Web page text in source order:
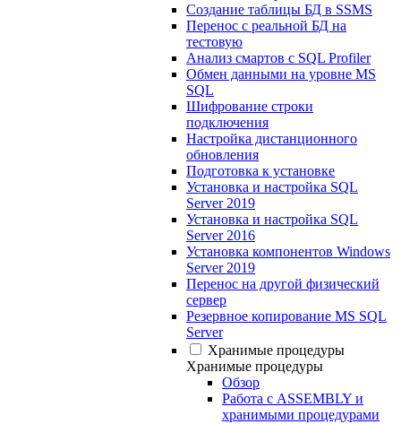
Создание таблицы БД в SSMS
Перенос с реальной БД на
тестовую
Анализ смартов с SQL Profiler
Обмен данными на уровне MS
SQL
Шифрование строки
подключения
Настройка дистанционного
обновления
Подготовка к установке
Установка и настройка SQL
Server 2019
Установка и настройка SQL
Server 2016
Установка компонентов Windows
Server 2019
Перенос на другой физический
сервер
Резервное копирование MS SQL
Server
Хранимые процедуры
Хранимые процедуры
Обзор
Работа с ASSEMBLY и
хранимыми процедурами